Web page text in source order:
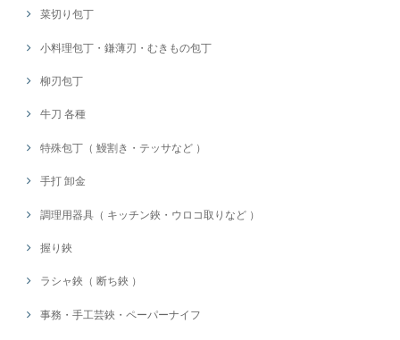
菜切り包丁
小料理包丁・鎌薄刃・むきもの包丁
柳刃包丁
牛刀 各種
特殊包丁（ 鰻割き・テッサなど ）
手打 卸金
調理用器具（ キッチン鋏・ウロコ取りなど ）
握り鋏
ラシャ鋏（ 断ち鋏 ）
事務・手工芸鋏・ペーパーナイフ